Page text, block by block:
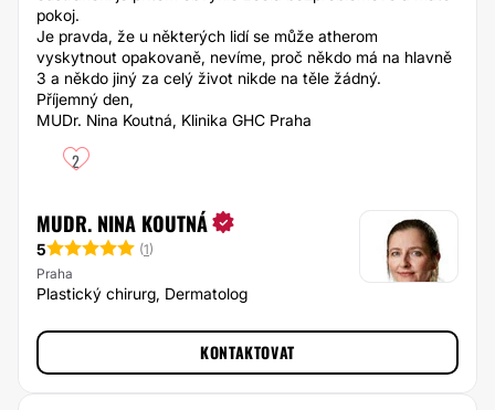
pokoj.
Je pravda, že u některých lidí se může atherom
vyskytnout opakovaně, nevíme, proč někdo má na hlavně
3 a někdo jiný za celý život nikde na těle žádný.
Příjemný den,
MUDr. Nina Koutná, Klinika GHC Praha
2
MUDR. NINA KOUTNÁ
5 (1)
Praha
Plastický chirurg, Dermatolog
KONTAKTOVAT